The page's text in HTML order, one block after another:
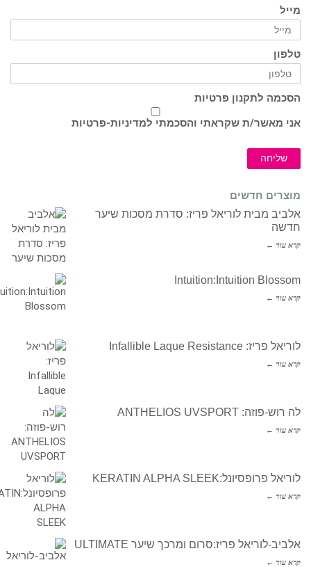
מייל
טלפון
הסכמה לתקנון פרטיות
אני מאשר/ת שקראתי והסכמתי למדיניות-פרטיות
שליחה
מוצרים חדשים
אלביב מבית לוריאל פריז: סדרת מסכות שיער
חדשה
קרא עוד ←
Intuition:Intuition Blossom
קרא עוד ←
לוריאל פריז: Infallible Laque Resistance
קרא עוד ←
לה רוש-פוזה: ANTHELIOS UVSPORT
קרא עוד ←
לוריאל פרופסיונל:KERATIN ALPHA SLEEK
קרא עוד ←
אלביב-לוריאל פריז:סרום ומרכך שיער ULTIMATE
קרא עוד ←